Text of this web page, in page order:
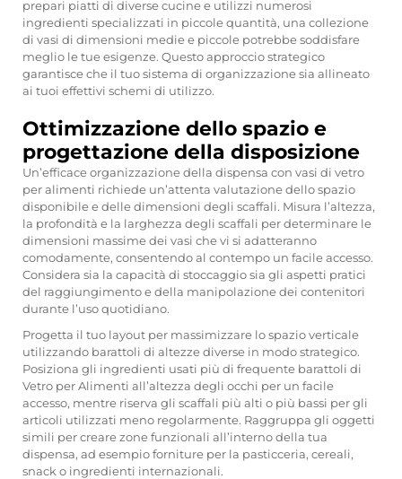
prepari piatti di diverse cucine e utilizzi numerosi
ingredienti specializzati in piccole quantità, una collezione
di vasi di dimensioni medie e piccole potrebbe soddisfare
meglio le tue esigenze. Questo approccio strategico
garantisce che il tuo sistema di organizzazione sia allineato
ai tuoi effettivi schemi di utilizzo.
Ottimizzazione dello spazio e
progettazione della disposizione
Un’efficace organizzazione della dispensa con vasi di vetro
per alimenti richiede un’attenta valutazione dello spazio
disponibile e delle dimensioni degli scaffali. Misura l’altezza,
la profondità e la larghezza degli scaffali per determinare le
dimensioni massime dei vasi che vi si adatteranno
comodamente, consentendo al contempo un facile accesso.
Considera sia la capacità di stoccaggio sia gli aspetti pratici
del raggiungimento e della manipolazione dei contenitori
durante l’uso quotidiano.
Progetta il tuo layout per massimizzare lo spazio verticale
utilizzando barattoli di altezze diverse in modo strategico.
Posiziona gli ingredienti usati più di frequente barattoli di
Vetro per Alimenti all’altezza degli occhi per un facile
accesso, mentre riserva gli scaffali più alti o più bassi per gli
articoli utilizzati meno regolarmente. Raggruppa gli oggetti
simili per creare zone funzionali all’interno della tua
dispensa, ad esempio forniture per la pasticceria, cereali,
snack o ingredienti internazionali.